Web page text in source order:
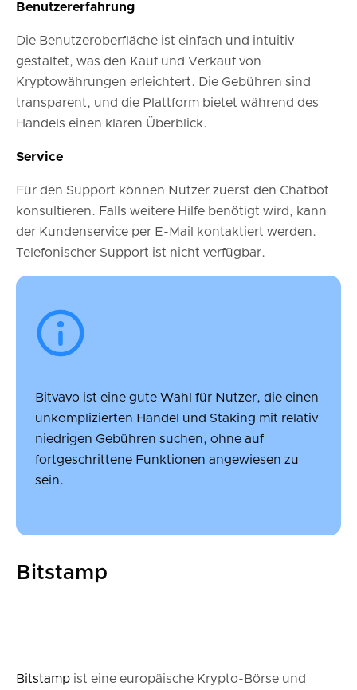
Benutzererfahrung
Die Benutzeroberfläche ist einfach und intuitiv
gestaltet, was den Kauf und Verkauf von
Kryptowährungen erleichtert. Die Gebühren sind
transparent, und die Plattform bietet während des
Handels einen klaren Überblick.
Service
Für den Support können Nutzer zuerst den Chatbot
konsultieren. Falls weitere Hilfe benötigt wird, kann
der Kundenservice per E-Mail kontaktiert werden.
Telefonischer Support ist nicht verfügbar.
Bitvavo ist eine gute Wahl für Nutzer, die einen
unkomplizierten Handel und Staking mit relativ
niedrigen Gebühren suchen, ohne auf
fortgeschrittene Funktionen angewiesen zu
sein.
Bitstamp
Bitstamp ist eine europäische Krypto-Börse und